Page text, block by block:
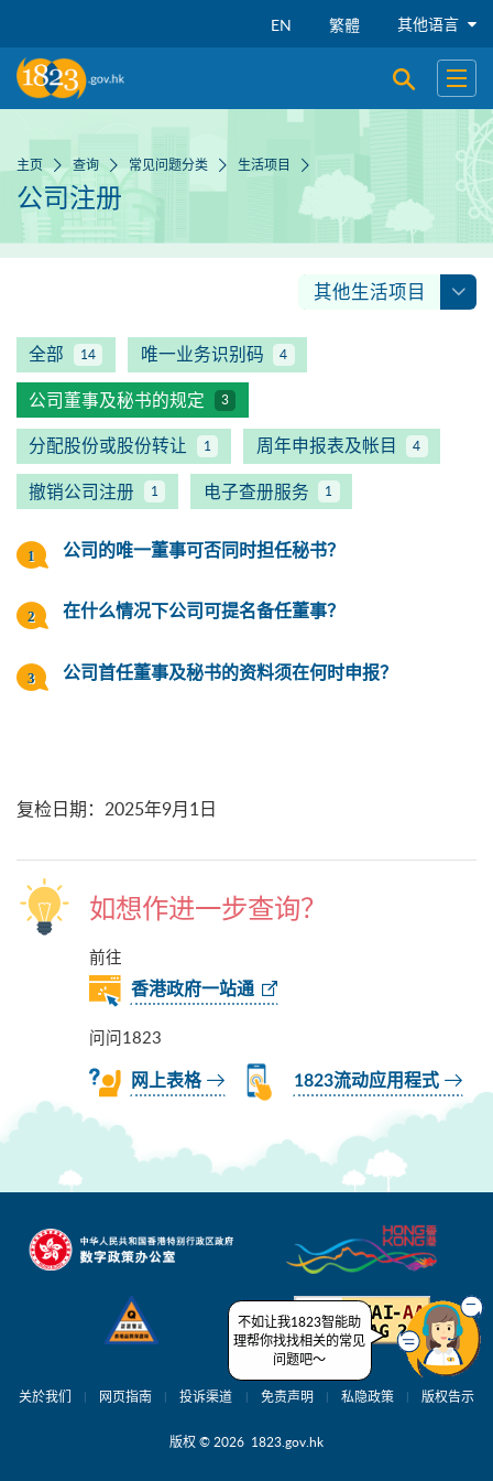
EN 繁體 其他语言
开启搜寻
开启
主页 查询 常见问题分类 生活项目
公司注册
其他生活项目
全部 14 唯一业务识别码 4
公司董事及秘书的规定 3
分配股份或股份转让 1 周年申报表及帐目 4
撤销公司注册 1 电子查册服务 1
公司的唯一董事可否同时担任秘书？
在什么情况下公司可提名备任董事？
公司首任董事及秘书的资料须在何时申报？
复检日期： 2025年9月1日
如想作进一步查询？
前往
香港政府一站通
问问1823
网上表格 1823流动应用程式
关於我们 网页指南 投诉渠道 免责声明 私隐政策 版权告示
版权 © 2026 1823.gov.hk
不如让我1823智能助
理帮你找找相关的常见
问题吧～